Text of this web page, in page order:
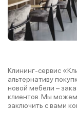
Клининг-сервис
альтернативу
новой мебели –
клиентов. Мы можем
заключить с вами